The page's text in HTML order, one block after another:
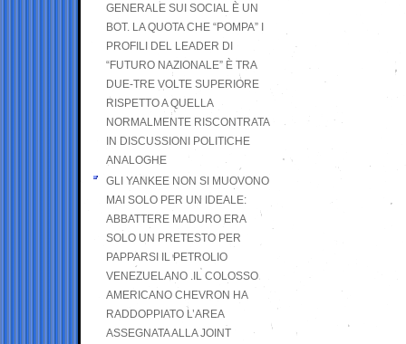
GENERALE SUI SOCIAL È UN
BOT. LA QUOTA CHE “POMPA” I
PROFILI DEL LEADER DI
“FUTURO NAZIONALE” È TRA
DUE-TRE VOLTE SUPERIORE
RISPETTO A QUELLA
NORMALMENTE RISCONTRATA
IN DISCUSSIONI POLITICHE
ANALOGHE
GLI YANKEE NON SI MUOVONO
MAI SOLO PER UN IDEALE:
ABBATTERE MADURO ERA
SOLO UN PRETESTO PER
PAPPARSI IL PETROLIO
VENEZUELANO .IL COLOSSO
AMERICANO CHEVRON HA
RADDOPPIATO L’AREA
ASSEGNATA ALLA JOINT